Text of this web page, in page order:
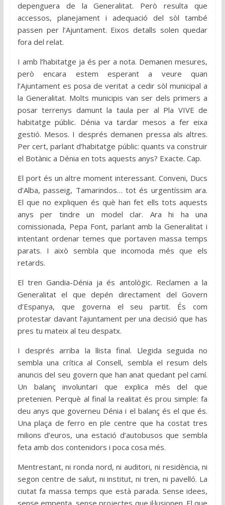
depenguera de la Generalitat. Però resulta que
accessos, planejament i adequació del sòl també
passen per l’Ajuntament. Eixos detalls solen quedar
fora del relat.
I amb l’habitatge ja és per a nota. Demanen mesures,
però encara estem esperant a veure quan
l’Ajuntament es posa de veritat a cedir sòl municipal a
la Generalitat. Molts municipis van ser dels primers a
posar terrenys damunt la taula per al Pla VIVE de
habitatge públic. Dénia va tardar mesos a fer eixa
gestió. Mesos. I després demanen pressa als altres.
Per cert, parlant d’habitatge públic: quants va construir
el Botànic a Dénia en tots aquests anys? Exacte. Cap.
El port és un altre moment interessant. Conveni, Ducs
d’Alba, passeig, Tamarindos… tot és urgentíssim ara.
El que no expliquen és què han fet ells tots aquests
anys per tindre un model clar. Ara hi ha una
comissionada, Pepa Font, parlant amb la Generalitat i
intentant ordenar temes que portaven massa temps
parats. I això sembla que incomoda més que els
retards.
El tren Gandia-Dénia ja és antològic. Reclamen a la
Generalitat el que depén directament del Govern
d’Espanya, que governa el seu partit. És com
protestar davant l’ajuntament per una decisió que has
pres tu mateix al teu despatx.
I després arriba la llista final. Llegida seguida no
sembla una crítica al Consell, sembla el resum dels
anuncis del seu govern que han anat quedant pel camí.
Un balanç involuntari que explica més del que
pretenien. Perquè al final la realitat és prou simple: fa
deu anys que governeu Dénia i el balanç és el que és.
Una plaça de ferro en ple centre que ha costat tres
milions d’euros, una estació d’autobusos que sembla
feta amb dos contenidors i poca cosa més.
Mentrestant, ni ronda nord, ni auditori, ni residència, ni
segon centre de salut, ni institut, ni tren, ni pavelló. La
ciutat fa massa temps que està parada. Sense idees,